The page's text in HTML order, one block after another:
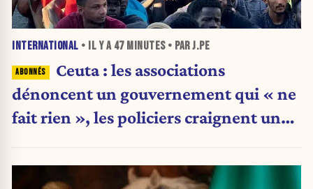
INTERNATIONAL • IL Y A 47 MINUTES• PAR J.PE
Ceuta : les associations
dénoncent un gouvernement qui « ne
fait rien », les policiers craignent une